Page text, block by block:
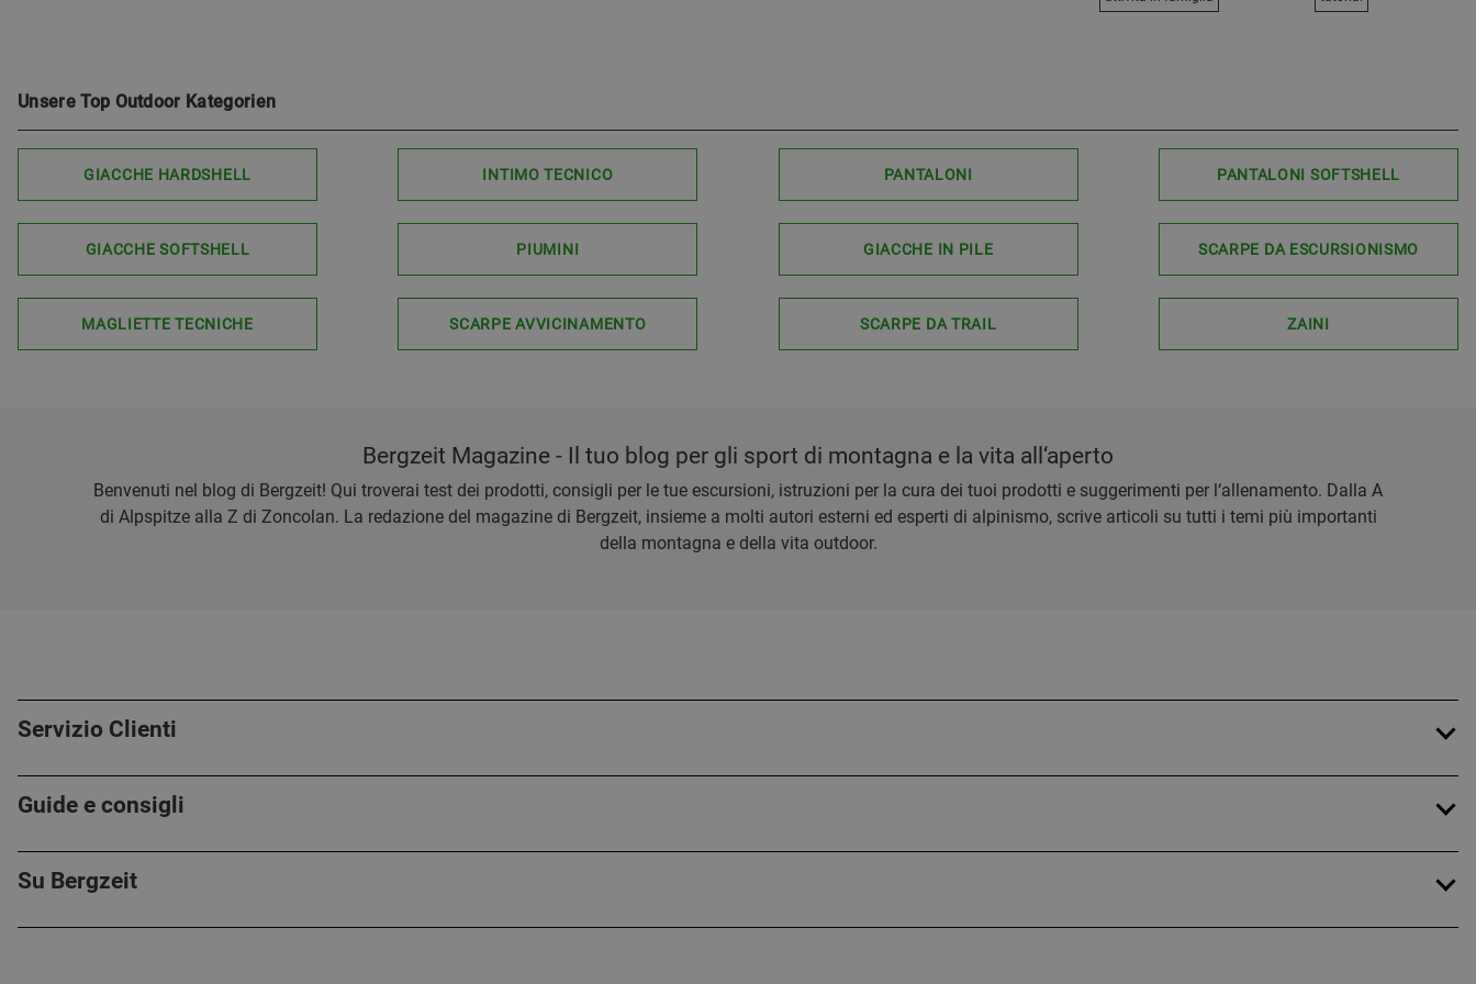
Unsere Top Outdoor Kategorien
GIACCHE HARDSHELL INTIMO TECNICO PANTALONI PANTALONI SOFTSHELL
GIACCHE SOFTSHELL PIUMINI GIACCHE IN PILE SCARPE DA ESCURSIONISMO
MAGLIETTE TECNICHE SCARPE AVVICINAMENTO SCARPE DA TRAIL ZAINI
Bergzeit Magazine - Il tuo blog per gli sport di montagna e la vita all‘aperto
Benvenuti nel blog di Bergzeit! Qui troverai test dei prodotti, consigli per le tue escursioni, istruzioni per la cura dei tuoi prodotti e suggerimenti per l‘allenamento. Dalla A
di Alpspitze alla Z di Zoncolan. La redazione del magazine di Bergzeit, insieme a molti autori esterni ed esperti di alpinismo, scrive articoli su tutti i temi più importanti
della montagna e della vita outdoor.
Servizio Clienti
Guide e consigli
Su Bergzeit